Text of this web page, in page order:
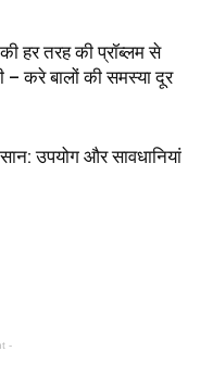
हर तरह की प्रॉब्लम से
– करे बालों की समस्या दूर
उपयोग और सावधानियां
-